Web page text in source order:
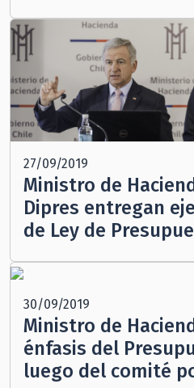
27/09/2019
Ministro de
Dipres entregan
de Ley de
30/09/2019
Ministro de
énfasis del
luego del comité